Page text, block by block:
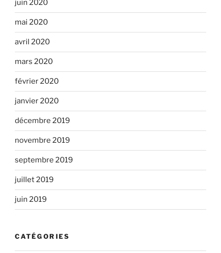
juin 2020
mai 2020
avril 2020
mars 2020
février 2020
janvier 2020
décembre 2019
novembre 2019
septembre 2019
juillet 2019
juin 2019
CATÉGORIES